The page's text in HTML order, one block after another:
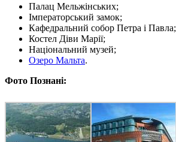
Палац Мельжінських;
Імператорський замок;
Кафедральний собор Петра і Павла;
Костел Діви Марії;
Національний музей;
Озеро Мальта.
Фото Познані: